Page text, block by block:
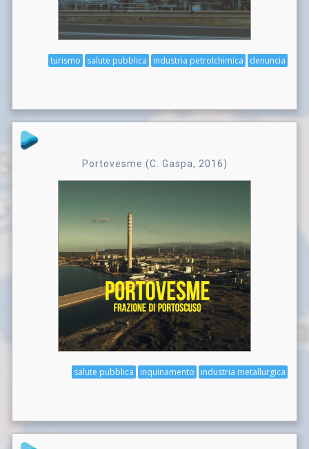
denuncia
industria petrolchimica
salute pubblica
turismo
Portovesme (C. Gaspa, 2016)
industria metallurgica
inquinamento
salute pubblica